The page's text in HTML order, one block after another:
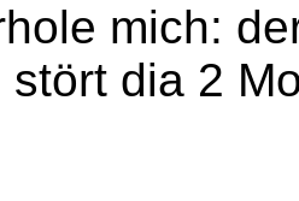
mich:
stört dia 2